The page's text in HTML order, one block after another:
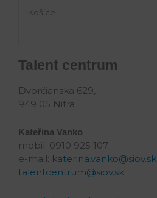
Košice
Talent centrum
Dvorčianska 629,
949 05 Nitra
Kateřina Vanko
mobil: 0910 925 107
e-mail: katerina.vanko@siov.sk
talentcentrum@siov.sk